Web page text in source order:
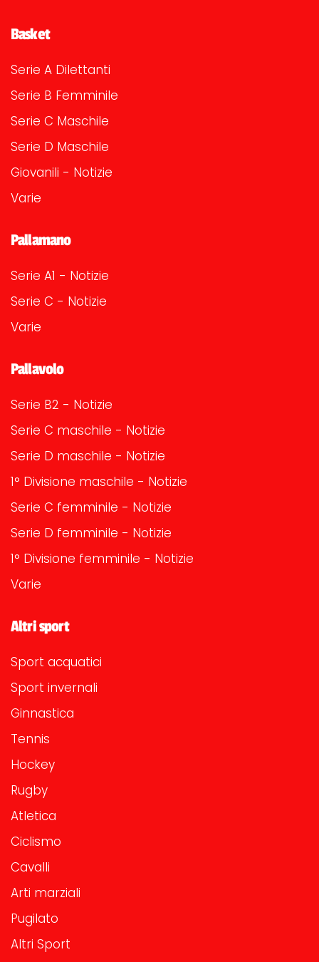
Basket
Serie A Dilettanti
Serie B Femminile
Serie C Maschile
Serie D Maschile
Giovanili - Notizie
Varie
Pallamano
Serie A1 - Notizie
Serie C - Notizie
Varie
Pallavolo
Serie B2 - Notizie
Serie C maschile - Notizie
Serie D maschile - Notizie
1° Divisione maschile - Notizie
Serie C femminile - Notizie
Serie D femminile - Notizie
1° Divisione femminile - Notizie
Varie
Altri sport
Sport acquatici
Sport invernali
Ginnastica
Tennis
Hockey
Rugby
Atletica
Ciclismo
Cavalli
Arti marziali
Pugilato
Altri Sport